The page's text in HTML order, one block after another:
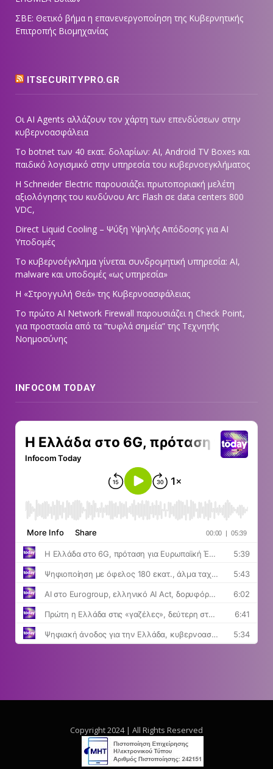
ΣΒΕ: Θετικό βήμα η επανενεργοποίηση της Κυβερνητικής
Επιτροπής Βιομηχανίας
ITSECURITYPRO.GR
Οι AI Agents αλλάζουν τον χάρτη των επενδύσεων στην
κυβερνοασφάλεια
Το botnet των 40 εκατ. δολαρίων: AI, Android TV Boxes και
παιδικό λογισμικό στην υπηρεσία του κυβερνοεγκλήματος
Η Schneider Electric παρουσιάζει πρωτοποριακή μελέτη
αξιολόγησης του κινδύνου Arc Flash σε data centers 800
VDC,
Direct Liquid Cooling – Ψύξη Υψηλής Απόδοσης για AI
Υποδομές
Το κυβερνοέγκλημα γίνεται συνδρομητική υπηρεσία: AI,
malware και υποδομές «ως υπηρεσία»
Η «Στρογγυλή Θεά» της Κυβερνοασφάλειας
Tο πρώτο AI Network Firewall παρουσιάζει η Check Point,
για προστασία από τα “τυφλά σημεία” της Τεχνητής
Νοημοσύνης
INFOCOM TODAY
Copyright 2024 | All Rights Reserved